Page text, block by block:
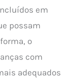
em
possam
o
com
adequados